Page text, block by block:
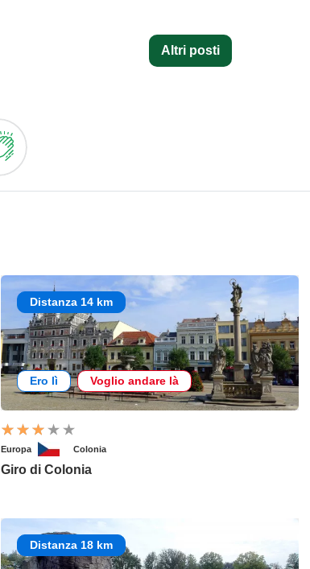
Altri posti
Distanza 14 km
Ero lì Voglio andare là
Europa Colonia
Giro di Colonia
Distanza 18 km